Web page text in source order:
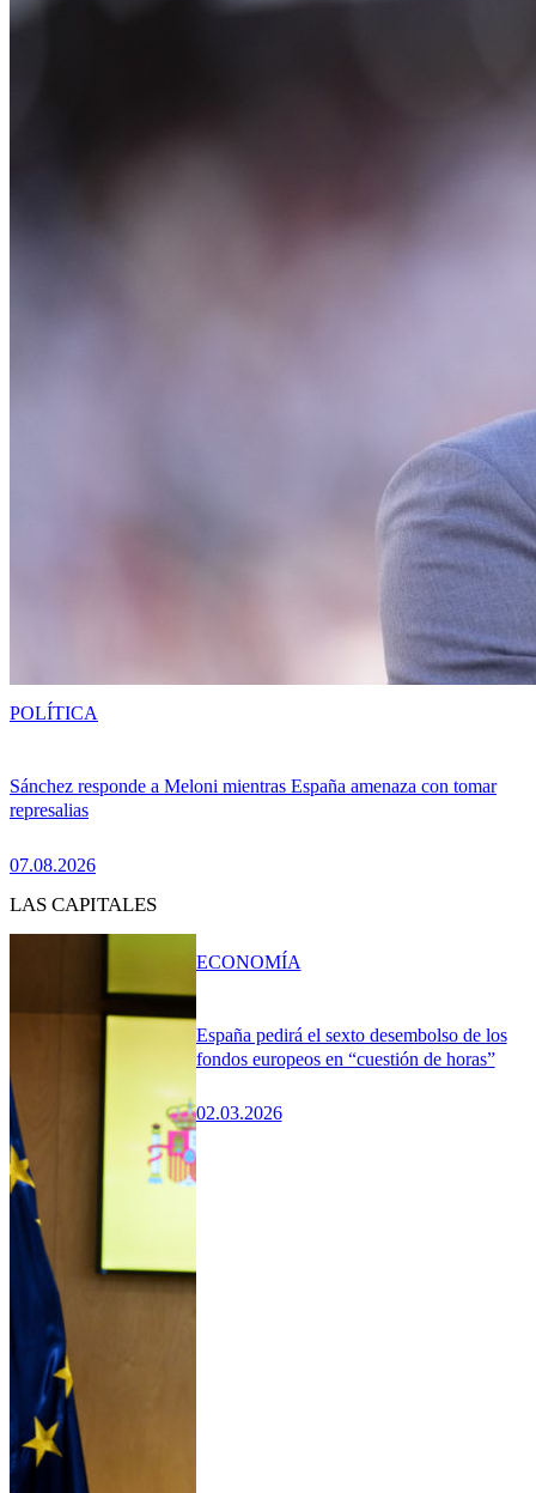
Sánchez responde a Meloni mientras España amenaza con tomar
represalias
07.08.2026
POLÍTICA
LAS CAPITALES
España pedirá el sexto desembolso de los
fondos europeos en “cuestión de horas”
02.03.2026
ECONOMÍA